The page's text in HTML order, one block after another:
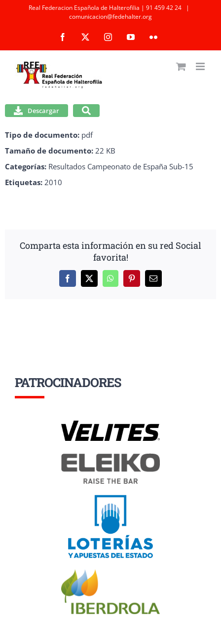
Real Federacion Española de Halterofilia | 91 459 42 24
|
comunicacion@fedehalter.org
Facebook InstagramYouTubeFlickr
Descargar
Tipo de documento: pdf
Tamaño de documento: 22 KB
Categorías: Resultados Campeonato de España Sub-15
Etiquetas: 2010
Comparta esta información en su red Social
favorita!
Facebook
X WhatsAppPinterestCorreo
PATROCINADORES